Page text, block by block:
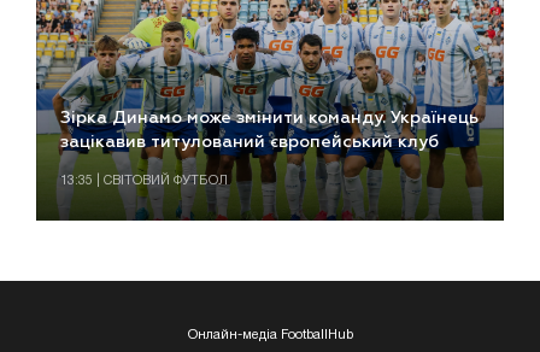
Зірка Динамо може змінити команду. Українець
зацікавив титулований європейський клуб
13:35 | СВІТОВИЙ ФУТБОЛ
Онлайн-медіа FootballHub